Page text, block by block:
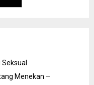
Menekan –